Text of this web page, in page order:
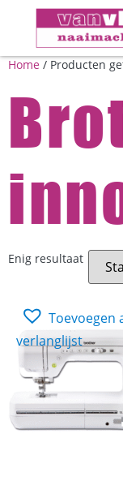
Home / Producten
Enig resultaat
Toevoegen
verlanglijst